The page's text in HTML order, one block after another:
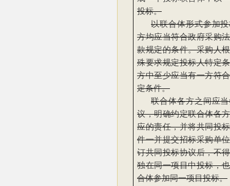
投标。
以联合体形式参加
方均应当符合政府采购
款规定的条件。采购人
殊要求规定投标人特定
方中至少应当有一方符
定条件。
联合体各方之间应
议，明确约定联合体各
应的责任，并将共同投
件一并提交招标采购单
订共同投标协议后，不
独在同一项目中投标，
合体参加同一项目投标。